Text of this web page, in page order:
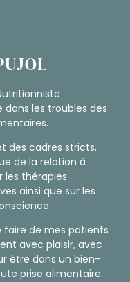
les troubles des
des cadres stricts,
de la relation à
les thérapies
ainsi que sur les
faire de mes patients
avec plaisir, avec
être dans un bien-
prise alimentaire.